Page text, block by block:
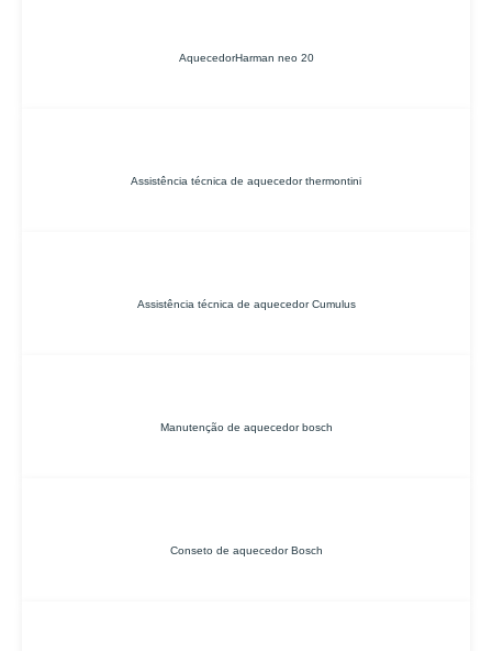
AquecedorHarman neo 20
Assistência técnica de aquecedor thermontini
Assistência técnica de aquecedor Cumulus
Manutenção de aquecedor bosch
Conseto de aquecedor Bosch